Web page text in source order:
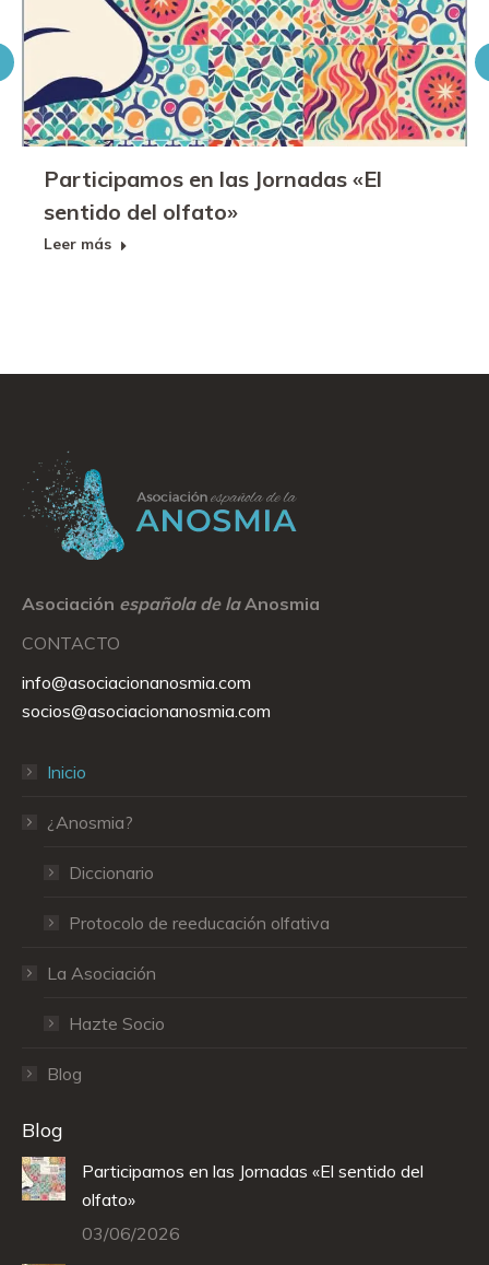
Participamos en las Jornadas «El
sentido del olfato»
Leer más
Asociación española de laAnosmia
CONTACTO
info@asociacionanosmia.com
socios@asociacionanosmia.com
Inicio
¿Anosmia?
Diccionario
Protocolo de reeducación olfativa
La Asociación
Hazte Socio
Blog
Blog
Participamos en las Jornadas «El sentido del
olfato»
03/06/2026